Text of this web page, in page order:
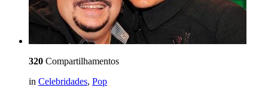
320 Compartilhamentos
in Celebridades, Pop